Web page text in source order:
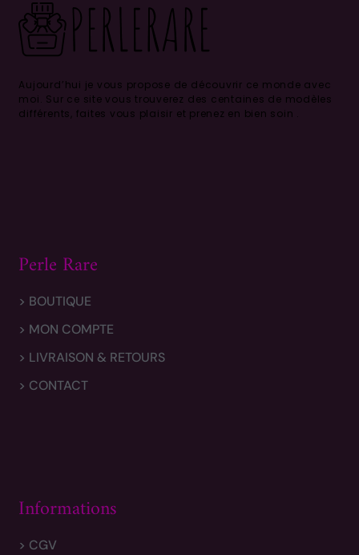
Aujourd’hui je vous propose de découvrir ce monde avec
moi. Sur ce site vous trouverez des centaines de modèles
différents, faites vous plaisir et prenez en bien soin .
Perle Rare
> BOUTIQUE
> MON COMPTE
> LIVRAISON & RETOURS
> CONTACT
Informations
> CGV